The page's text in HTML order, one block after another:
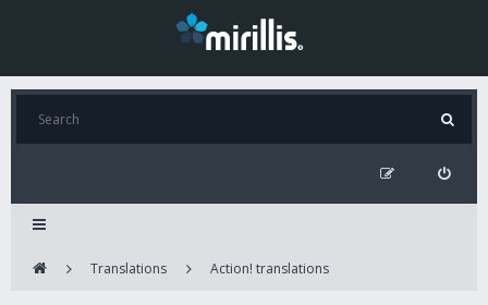
Translations Action! translations